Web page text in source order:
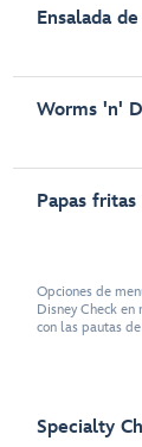
Ensalada
Worms 'n'
Papas fritas
Opciones de
Disney Check
con las pautas
Specialty